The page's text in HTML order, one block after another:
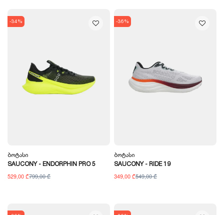
-34%
Ბოტასი
SAUCONY - ENDORPHIN PRO 5
529,00 ₾799,00 ₾
-36%
Ბოტასი
SAUCONY - RIDE 19
349,00 ₾549,00 ₾